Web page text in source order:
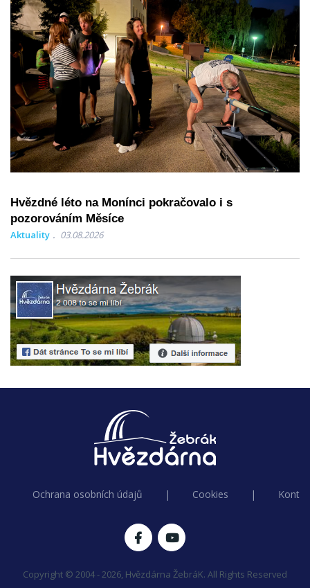
Hvězdné léto na Monínci pokračovalo i s
pozorováním Měsíce
Aktuality 03.08.2026
Ochrana osobních údajů | Cookies |
Copyright © 2004 - 2026, Hvězdárna ŽebráK. All Rights Reserved